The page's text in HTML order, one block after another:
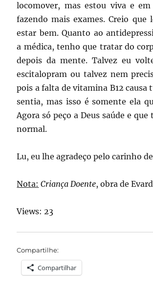
locomover, mas estou viva e
fazendo mais exames. Creio que
estar bem. Quanto ao
a médica, tenho que tratar do
depois da mente. Talvez eu
escitalopram ou talvez nem
pois a falta de vitamina B12 causa
sentia, mas isso é somente ela
Agora só peço a Deus saúde e
normal.
Lu, eu lhe agradeço pelo carinho
Nota: Criança Doente, obra de
Views: 23
Compartilhe:
Compartilhar